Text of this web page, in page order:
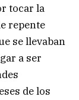
tocar la
repente
se llevaban
a ser
de los